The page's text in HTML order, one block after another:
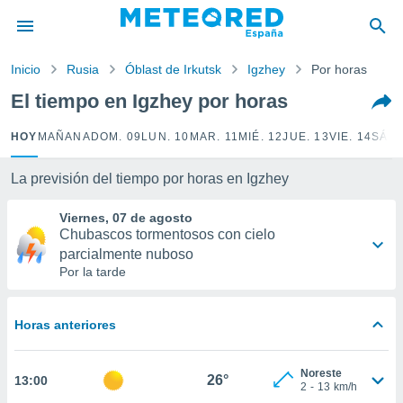
por
para
que se
calidad.
a este
y
forma
basada
Inicio Rusia Óblast de Irkutsk Igzhey Por horas
El tiempo en Igzhey por horas
HOY MAÑANA DOM. 09 LUN. 10 MAR. 11 MIÉ. 12JUE. 13VIE. 14
La previsión del tiempo por horas en Igzhey
Viernes, 07 de agosto
Chubascos tormentosos con cielo
parcialmente nuboso
Por la tarde
Horas anteriores
13:00 26°
Noreste
2 - 13 km/h